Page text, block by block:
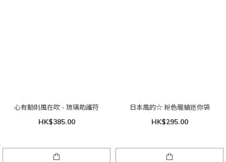
心有動則風在吹 - 琉璃助護符
HK$385.00
日本風的☆ 粉色龍貓迷你袋
HK$295.00